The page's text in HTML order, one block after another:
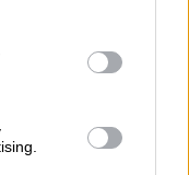
Mundo?
"rompen